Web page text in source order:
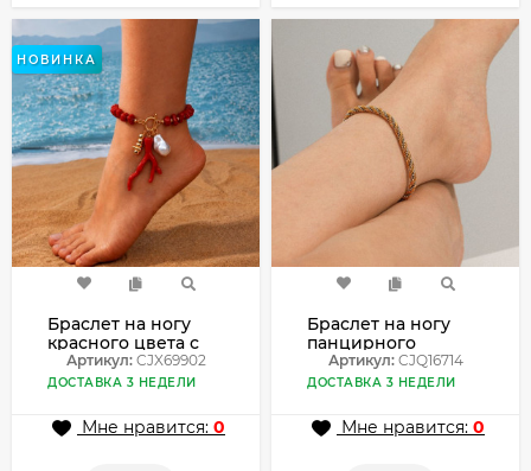
НОВИНКА
Браслет на ногу
красного цвета с
красным акрилом и
жемчугом
Артикул:CJX69902
ДОСТАВКА 3 НЕДЕЛИ
Мне нравится: 0
Браслет на ногу
панцирного
плетения CJQ16714
Артикул:CJQ16714
ДОСТАВКА 3 НЕДЕЛИ
Мне нравится: 0